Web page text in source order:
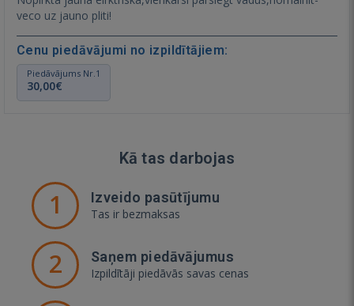
veco uz jauno pliti!
Cenu piedāvājumi no izpildītājiem:
Piedāvājums Nr.1
30,00€
Kā tas darbojas
1 Izveido pasūtījumu
Tas ir bezmaksas
2 Saņem piedāvājumus
Izpildītāji piedāvās savas cenas